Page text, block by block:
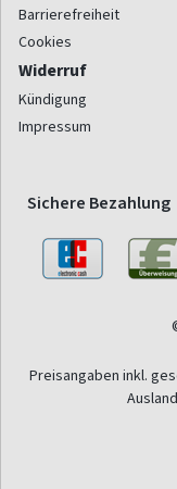
Barrierefreiheit
Cookies
Widerruf
Kündigung
Impressum
Sichere Bezahlung
Preisangaben inkl.